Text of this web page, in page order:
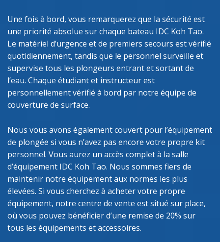
Une fois à bord, vous remarquerez que la sécurité est
une priorité absolue sur chaque bateau IDC Koh Tao.
Le matériel d’urgence et de premiers secours est vérifié
quotidiennement, tandis que le personnel surveille et
supervise tous les plongeurs entrant et sortant de
l’eau. Chaque étudiant et instructeur est
personnellement vérifié à bord par notre équipe de
couverture de surface.
Nous vous avons également couvert pour l’équipement
de plongée si vous n’avez pas encore votre propre kit
personnel. Vous aurez un accès complet à la salle
d’équipement IDC Koh Tao. Nous sommes fiers de
maintenir notre équipement aux normes les plus
élevées. Si vous cherchez à acheter votre propre
équipement, notre centre de vente est situé sur place,
où vous pouvez bénéficier d’une remise de 20% sur
tous les équipements et accessoires.